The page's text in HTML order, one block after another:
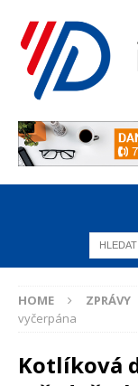
HOME ZPRÁVY
vyčerpána
Kotlíková